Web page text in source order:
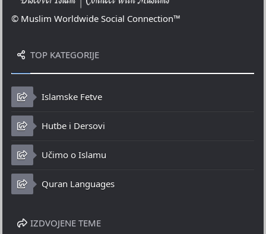
© Muslim Worldwide Social Connection™
TOP KATEGORIJE
Islamske Fetve
Hutbe i Dersovi
Učimo o Islamu
Quran Languages
IZDVOJENE TEME